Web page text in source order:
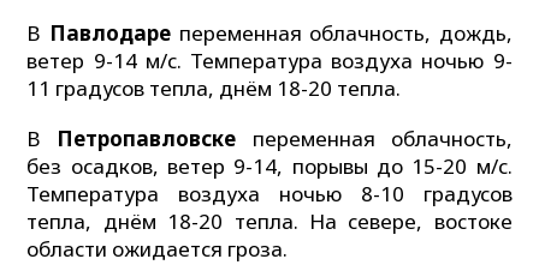
В Павлодарепеременная облачность, дождь,
ветер 9-14 м/с. Температура воздуха ночью 9-
11 градусов тепла, днём 18-20 тепла.
В Петропавловске переменная облачность,
без осадков, ветер 9-14, порывы до 15-20 м/с.
Температура воздуха ночью 8-10 градусов
тепла, днём 18-20 тепла. На севере, востоке
области ожидается гроза.